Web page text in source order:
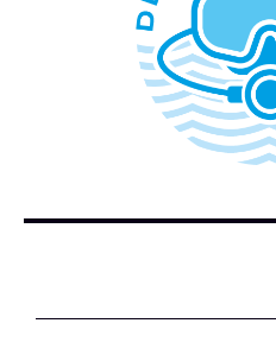
WER STECKT HINTER
BUCH BESTELLEN